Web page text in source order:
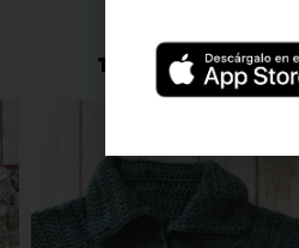
TAMBIÉN TE